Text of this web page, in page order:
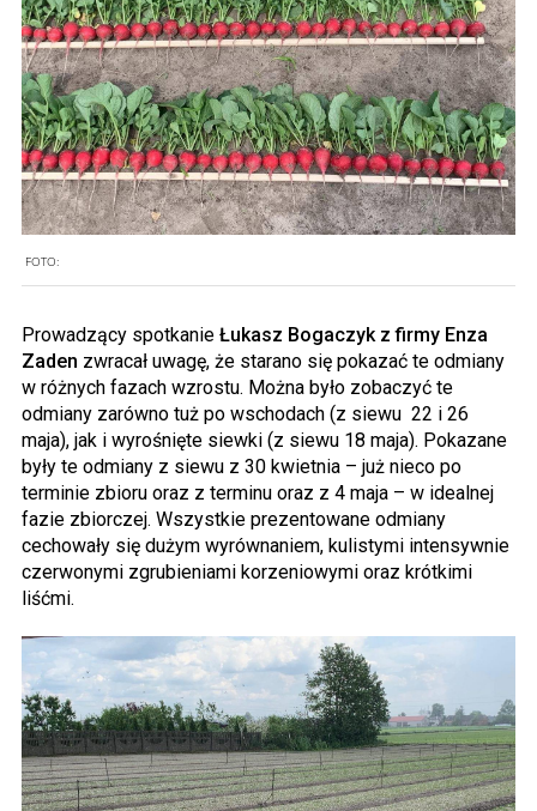
FOTO:
Prowadzący spotkanie Łukasz Bogaczyk z firmy Enza
Zaden zwracał uwagę, że starano się pokazać te odmiany
w różnych fazach wzrostu. Można było zobaczyć te
odmiany zarówno tuż po wschodach (z siewu 22 i 26
maja), jak i wyrośnięte siewki (z siewu 18 maja). Pokazane
były te odmiany z siewu z 30 kwietnia – już nieco po
terminie zbioru oraz z terminu oraz z 4 maja – w idealnej
fazie zbiorczej. Wszystkie prezentowane odmiany
cechowały się dużym wyrównaniem, kulistymi intensywnie
czerwonymi zgrubieniami korzeniowymi oraz krótkimi
liśćmi.